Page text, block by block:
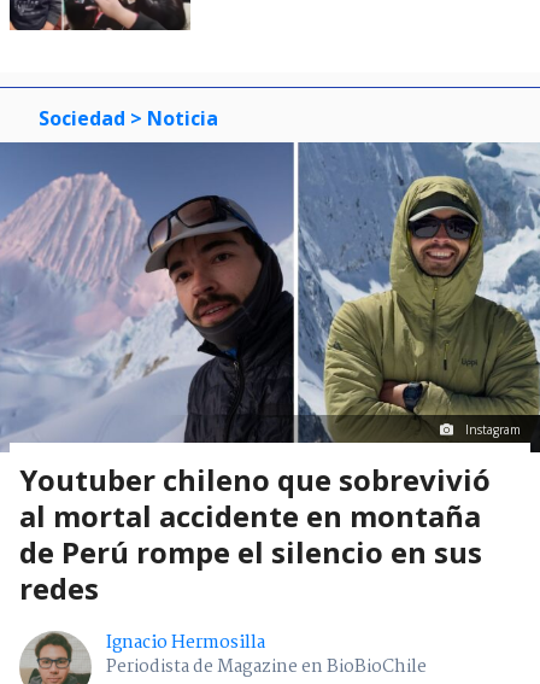
Sociedad > Noticia
Instagram
Youtuber chileno que sobrevivió
al mortal accidente en montaña
de Perú rompe el silencio en sus
redes
Ignacio Hermosilla
Periodista de Magazine en BioBioChile